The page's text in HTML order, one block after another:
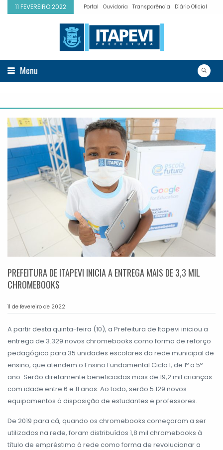
11 FEVEREIRO 2022 Portal Ouvidoria Transparência Diário Oficial
Menu
PREFEITURA DE ITAPEVI INICIA A ENTREGA MAIS DE 3,3 MIL
CHROMEBOOKS
11 de fevereiro de 2022
A partir desta quinta-feira (10), a Prefeitura de Itapevi iniciou a
entrega de 3.329 novos chromebooks como forma de reforço
pedagógico para 35 unidades escolares da rede municipal de
ensino, que atendem o Ensino Fundamental Ciclo I, de 1º a 5º
ano. Serão diretamente beneficiadas mais de 19,2 mil crianças
com idade entre 6 e 11 anos. Ao todo, serão 5.129 novos
equipamentos à disposição de estudantes e professores.
De 2019 para cá, quando os chromebooks começaram a ser
utilizados na rede, foram distribuídos 1,8 mil chromebooks à
título de empréstimo à rede como forma de revolucionar a